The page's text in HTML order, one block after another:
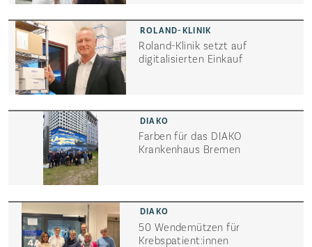
Roland-Klinik setzt auf
digitalisierten Einkauf
Farben für das DIAKO
Krankenhaus Bremen
50 Wendemützen für
Krebspatient:innen